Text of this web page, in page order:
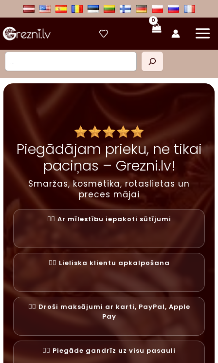
Meklēt
Piegādājam prieku, ne tikai
paciņas – Grezni.lv!
Smaržas, kosmētika, rotaslietas un
preces mājai
✓⃝ Ar mīlestību iepakoti sūtījumi
✓⃝ Lieliska klientu apkalpošana
✓⃝ Droši maksājumi ar karti, PayPal, Apple
Pay
✓⃝ Piegāde gandrīz uz visu pasauli